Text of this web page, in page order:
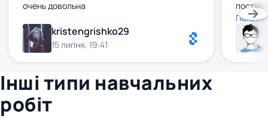
очень довольна
kristengrishko29
15 липня, 19:41
на всі
Інші типи навчальних
робіт